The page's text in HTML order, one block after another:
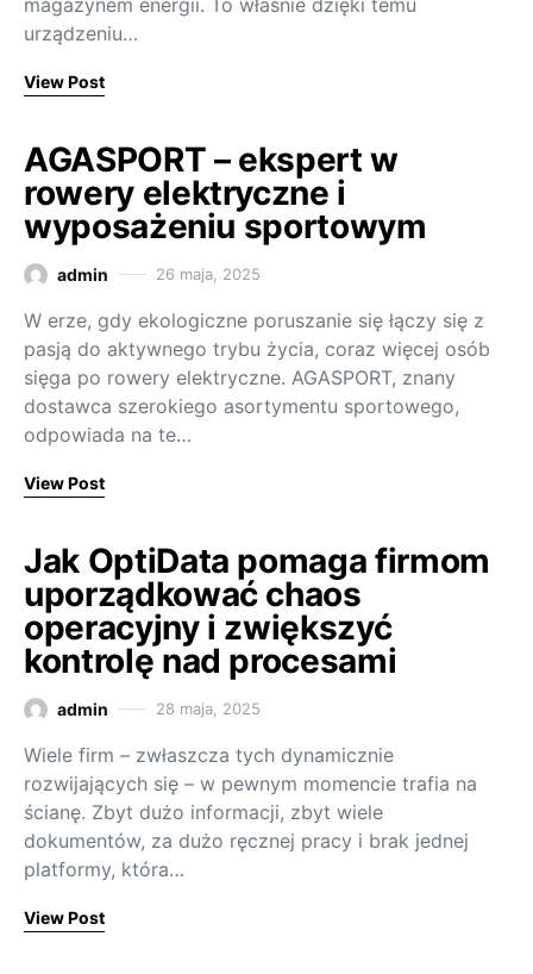
magazynem energii. To właśnie dzięki temu
urządzeniu…
View Post
AGASPORT – ekspert w
rowery elektryczne i
wyposażeniu sportowym
admin 26 maja, 2025
W erze, gdy ekologiczne poruszanie się łączy się z
pasją do aktywnego trybu życia, coraz więcej osób
sięga po rowery elektryczne. AGASPORT, znany
dostawca szerokiego asortymentu sportowego,
odpowiada na te…
View Post
Jak OptiData pomaga firmom
uporządkować chaos
operacyjny i zwiększyć
kontrolę nad procesami
admin 28 maja, 2025
Wiele firm – zwłaszcza tych dynamicznie
rozwijających się – w pewnym momencie trafia na
ścianę. Zbyt dużo informacji, zbyt wiele
dokumentów, za dużo ręcznej pracy i brak jednej
platformy, która…
View Post